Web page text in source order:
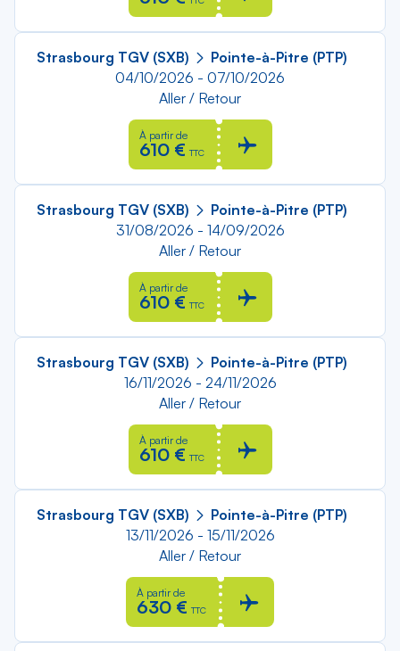
Strasbourg TGV (SXB)
Pointe-à-Pitre (PTP)
04/10/2026 - 07/10/2026
Aller / Retour
À partir de
610 € TTC
Strasbourg TGV (SXB)
Pointe-à-Pitre (PTP)
31/08/2026 - 14/09/2026
Aller / Retour
À partir de
610 € TTC
Strasbourg TGV (SXB)
Pointe-à-Pitre (PTP)
16/11/2026 - 24/11/2026
Aller / Retour
À partir de
610 € TTC
Strasbourg TGV (SXB)
Pointe-à-Pitre (PTP)
13/11/2026 - 15/11/2026
Aller / Retour
À partir de
630 € TTC